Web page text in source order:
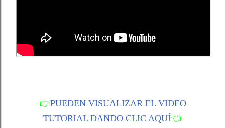
👉PUEDEN VISUALIZAR EL VIDEO
TUTORIAL DANDO CLIC AQUÍ👈